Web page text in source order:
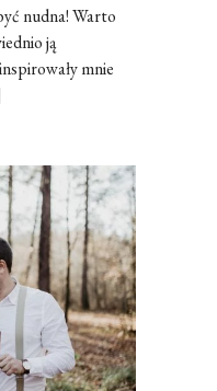
nudna! Warto
ją
mnie